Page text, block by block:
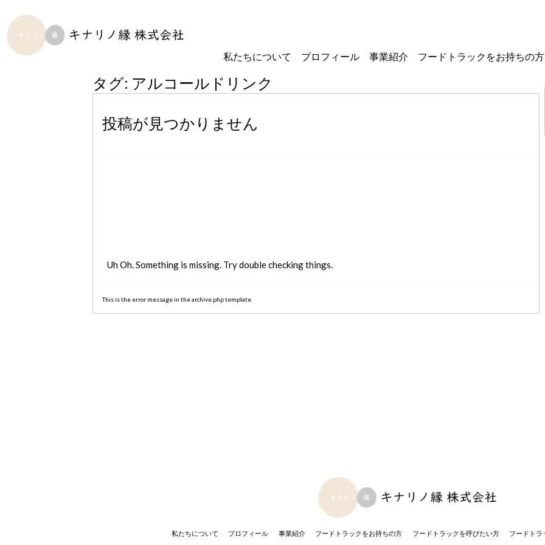
私たちについて プロフィール 事業紹介 フードトラックをお持ちの方
タグ: アルコールドリンク
投稿が見つかりません
Uh Oh. Something is missing. Try double checking things.
This is the error message in the archive.php template.
私たちについて プロフィール 事業紹介 フードトラックをお持ちの方 フードトラックを呼びたい方 フードトラ